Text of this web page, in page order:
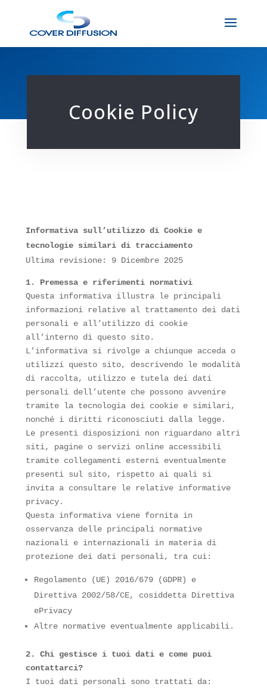
Cookie Policy
Informativa sull’utilizzo di Cookie e
tecnologie similari di tracciamento
Ultima revisione: 9 Dicembre 2025
1. Premessa e riferimenti normativi
Questa informativa illustra le principali
informazioni relative al trattamento dei dati
personali e all’utilizzo di cookie
all’interno di questo sito.
L’informativa si rivolge a chiunque acceda o
utilizzi questo sito, descrivendo le modalità
di raccolta, utilizzo e tutela dei dati
personali dell’utente che possono avvenire
tramite la tecnologia dei cookie e similari,
nonché i diritti riconosciuti dalla legge.
Le presenti disposizioni non riguardano altri
siti, pagine o servizi online accessibili
tramite collegamenti esterni eventualmente
presenti sul sito, rispetto ai quali si
invita a consultare le relative informative
privacy.
Questa informativa viene fornita in
osservanza delle principali normative
nazionali e internazionali in materia di
protezione dei dati personali, tra cui:
Regolamento (UE) 2016/679 (GDPR) e
Direttiva 2002/58/CE, cosiddetta Direttiva
ePrivacy
Altre normative eventualmente applicabili.
2. Chi gestisce i tuoi dati e come puoi
contattarci?
I tuoi dati personali sono trattati da: